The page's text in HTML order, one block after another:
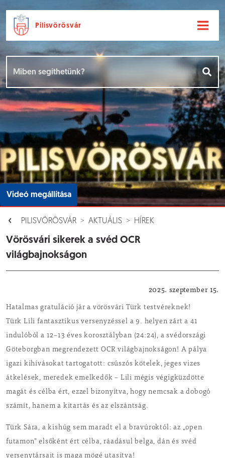
Ugrás a fő tartalomhoz
Pilisvörösvár
Videó megállítása
PILISVÖRÖSVÁR AKTUÁLIS HÍREK
Vörösvári sikerek a svéd OCR
világbajnokságon
2025. szeptember 15.
Hatalmas gratuláció jár a vörösvári Türk testvéreknek!
Türk Lili fantasztikus versenyzéssel a 9. helyen zárt a 41
indulóból a 12–13 éves korosztályban (24:24), a svédországi
Göteborgban megrendezett OCR világbajnokságon! A pálya
igazi kihívásokat tartogatott: csúszós kötelek, jeges vizes
átkelések, meredek emelkedők – Lili mégis végigküzdötte
magát és célba ért, ezzel bizonyítva, hogy nemcsak a dobogó
számít, hanem a kitartás és az elszántság.
Türk Sára, a kishúg sem maradt el a bravúroktól: az „open
futamon” elsőként ért célba, ráadásul belga, dán és svéd
versenytársait is maga mögé utasítva!
Hírek [
Események []
Dokumentumok [
Aloldalak []